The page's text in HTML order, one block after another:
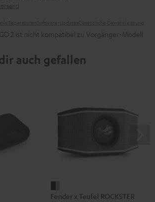
GO 2 ist nicht kompatibel zu Vorgänger-Modell
auch gefallen
x
Fender x Teufel ROCKSTER